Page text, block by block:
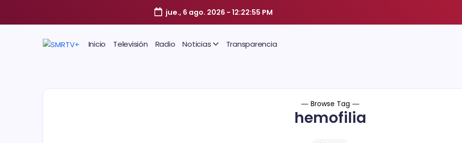
jue., 6 ago. 2026 -12:22:56 PM
Inicio Televisión Radio Noticias Transparencia
Browse Tag
hemofilia